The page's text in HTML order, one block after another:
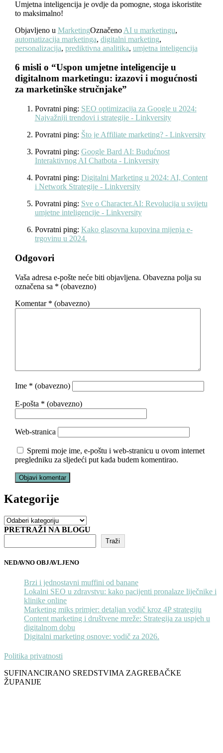
Umjetna inteligencija je ovdje da pomogne, stoga iskoristite
to maksimalno!
Objavljeno u MarketingOznačeno AI u marketingu,
automatizacija marketinga, digitalni marketing,
personalizacija, prediktivna analitika, umjetna inteligencija
6 misli o “Uspon umjetne inteligencije u
digitalnom marketingu: izazovi i mogućnosti
za marketinške stručnjake”
Povratni ping: SEO optimizacija za Google u 2024:
Najvažniji trendovi i strategije - Linkversity
Povratni ping: Što je Affiliate marketing? - Linkversity
Povratni ping: Google Bard AI: Budućnost
Interaktivnog AI Chatbota - Linkversity
Povratni ping: Digitalni Marketing u 2024: AI, Content
i Network Strategije - Linkversity
Povratni ping: Sve o Character.AI: Revolucija u svijetu
umjetne inteligencije - Linkversity
Povratni ping: Kako glasovna kupovina mijenja e-
trgovinu u 2024.
Odgovori
Vaša adresa e-pošte neće biti objavljena. Obavezna polja su
označena sa * (obavezno)
Komentar * (obavezno)
Ime * (obavezno)
E-pošta * (obavezno)
Web-stranica
Spremi moje ime, e-poštu i web-stranicu u ovom internet
pregledniku za sljedeći put kada budem komentirao.
Kategorije
Kategorije
PRETRAŽI NA BLOGU
Traži
NEDAVNO OBJAVLJENO
Brzi i jednostavni muffini od banane
Lokalni SEO u zdravstvu: kako pacijenti pronalaze liječnike i
klinike online
Marketing miks primjer: detaljan vodič kroz 4P strategiju
Content marketing i društvene mreže: Strategija za uspjeh u
digitalnom dobu
Digitalni marketing osnove: vodič za 2026.
Politika privatnosti
SUFINANCIRANO SREDSTVIMA ZAGREBAČKE
ŽUPANIJE